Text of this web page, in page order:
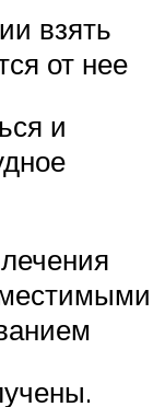
взять
от нее
и